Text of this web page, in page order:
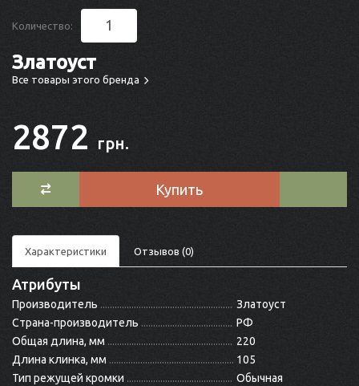
Количество:
Златоуст
Все товары этого бренда
2872 грн.
Купить
Характеристики Отзывов (0)
Атрибуты
Производитель
Златоуст
Страна-производитель
РФ
Общая длина, мм
220
Длина клинка, мм
105
Тип режущей кромки
Обычная